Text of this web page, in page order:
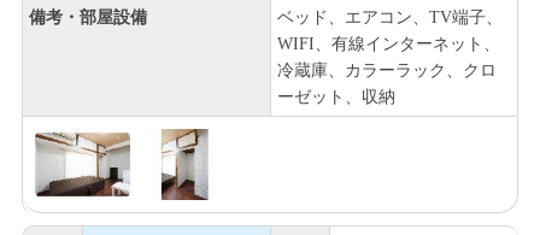
備考・部屋設備
ベッド、エアコン、TV端子、
WIFI、有線インターネット、
冷蔵庫、カラーラック、クロ
ーゼット、収納